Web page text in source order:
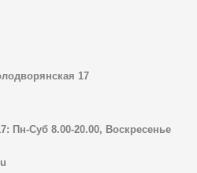
17
Пн-Суб 8.00-20.00, Воскресенье